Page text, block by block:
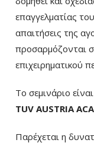
επαγγελματίας
απαιτήσεις της
προσαρμόζονται
επιχειρηματικού
Το σεμινάριο
TUV AUSTRIA
Παρέχεται η